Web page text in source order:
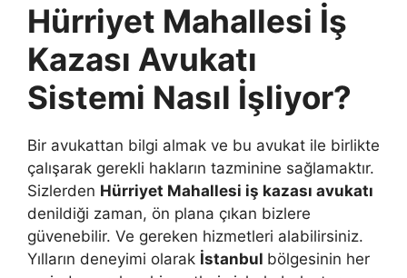
Hürriyet Mahallesi İş
Kazası Avukatı
Sistemi Nasıl İşliyor?
Bir avukattan bilgi almak ve bu avukat ile birlikte
çalışarak gerekli hakların tazminine sağlamaktır.
Sizlerden Hürriyet Mahallesi iş kazası avukatı
denildiği zaman, ön plana çıkan bizlere
güvenebilir. Ve gereken hizmetleri alabilirsiniz.
Yılların deneyimi olarak İstanbul bölgesinin her